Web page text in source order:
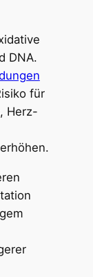
DNA.
für
Herz-